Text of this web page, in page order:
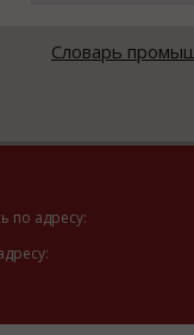
Словарь
по адресу: